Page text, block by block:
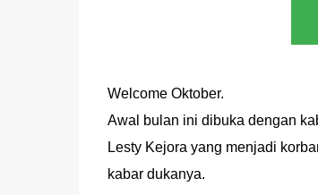
Welcome Oktober.
Awal bulan ini dibuka dengan
Lesty Kejora yang menjadi
kabar dukanya.